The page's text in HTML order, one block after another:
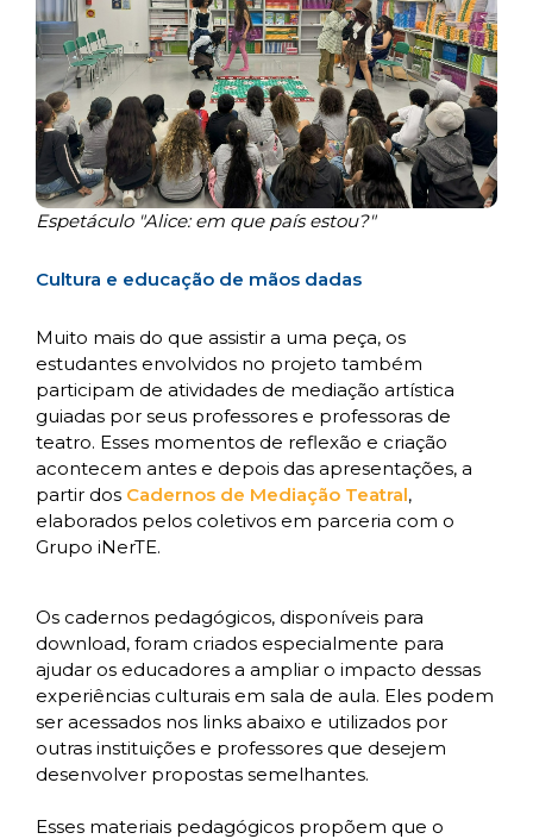
Espetáculo "Alice: em que país estou?"
Cultura e educação de mãos dadas
Muito mais do que assistir a uma peça, os
estudantes envolvidos no projeto também
participam de atividades de mediação artística
guiadas por seus professores e professoras de
teatro. Esses momentos de reflexão e criação
acontecem antes e depois das apresentações, a
partir dos Cadernos de Mediação Teatral,
elaborados pelos coletivos em parceria com o
Grupo iNerTE.
Os cadernos pedagógicos, disponíveis para
download, foram criados especialmente para
ajudar os educadores a ampliar o impacto dessas
experiências culturais em sala de aula. Eles podem
ser acessados nos links abaixo e utilizados por
outras instituições e professores que desejem
desenvolver propostas semelhantes.
Esses materiais pedagógicos propõem que o